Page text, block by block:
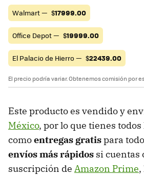
Walmart — $17999.00
Office Depot — $19999.00
El Palacio de Hierro — $22439.00
El precio podría variar. Obtenemos comisión por
Este producto es vendido y
México, por lo que tienes
comoentregas gratispara
envíos más rápidos si cuentas
suscripción de Amazon Prime,